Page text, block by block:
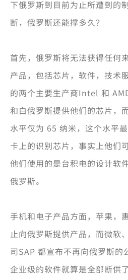
下俄罗斯到目前为止所遭到的
断，俄罗斯还能撑多久？
首先，俄罗斯将无法获得任何
产品，包括芯片，软件，技术
的两个主要生产商Intel 和
和白俄罗斯提供他们的芯片，
水平仅为 65 纳米，这个水平
卡上的识别芯片，事实上他们
他们使用的是台积电的设计软
俄罗斯。
手机和电子产品方面，苹果，
止向俄罗斯提供产品，而微软
司SAP 都宣布不再向俄罗斯的
企业级的软件就算是全部断供